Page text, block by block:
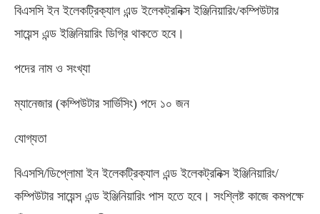
বিএসসি ইন ইলেকট্রিক্যাল এন্ড ইলেকট্রনিক্স ইঞ্জিনিয়ারিং/কম্পিউটার
সায়েন্স এন্ড ইঞ্জিনিয়ারিং ডিগ্রি থাকতে হবে।
পদের নাম ও সংখ্যা
ম্যানেজার (কম্পিউটার সার্ভিসিং) পদে ১০ জন
যোগ্যতা
বিএসসি/ডিপ্লোমা ইন ইলেকট্রিক্যাল এন্ড ইলেকট্রনিক্স ইঞ্জিনিয়ারিং/
কম্পিউটার সায়েন্স এন্ড ইঞ্জিনিয়ারিং পাস হতে হবে। সংশ্লিষ্ট কাজে কমপক্ষে